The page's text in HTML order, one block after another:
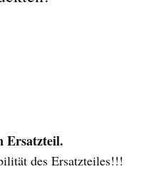
Ersatzteil.
des Ersatzteiles!!!